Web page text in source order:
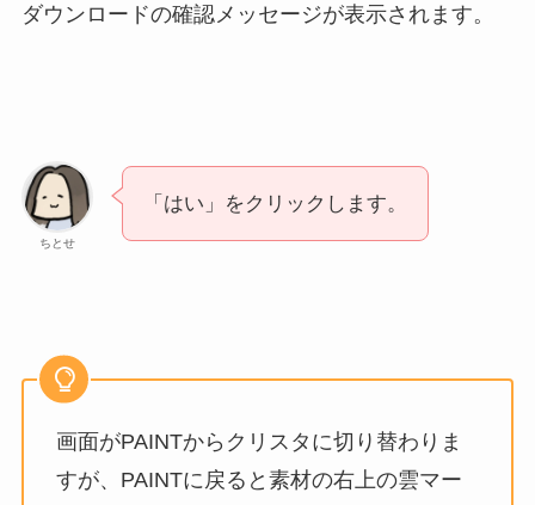
ダウンロードの確認メッセージが表示されます。
ちとせ
「はい」をクリックします。
画面がPAINTからクリスタに切り替わりま
すが、PAINTに戻ると素材の右上の雲マー